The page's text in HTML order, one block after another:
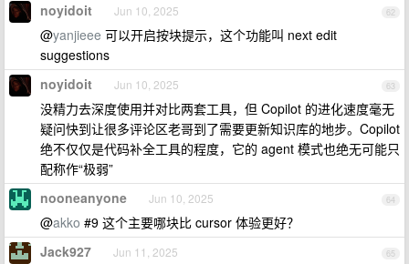
62
noyidoit Jun 10, 2025
@yanjieee 可以开启按块提示，这个功能叫 next edit
suggestions
63
noyidoit Jun 10, 2025
没精力去深度使用并对比两套工具，但 Copilot 的进化速度毫无
疑问快到让很多评论区老哥到了需要更新知识库的地步。Copilot
绝不仅仅是代码补全工具的程度，它的 agent 模式也绝无可能只
配称作“极弱”
64
nooneanyone Jun 10, 2025
@akko #9 这个主要哪块比 cursor 体验更好？
65
Jack927 Jun 11, 2025